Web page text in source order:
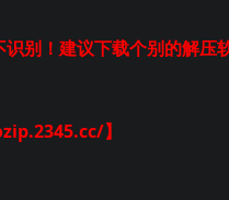
识别！建议下载个别的解
】